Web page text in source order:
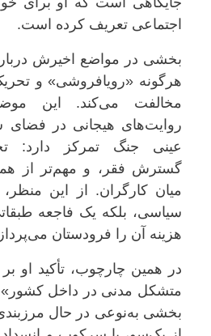
اجتماعی تعریف کرده است.
بخشی در مواضع اخیرش درباره
هرگونه «رویا‌فروشی» و
مخالفت می‌کند. این
روایت‌های هیجانی در فضای
عینی جنگ تمرکز دارد:
گسترش فقر، و مهم‌تر از همه،
میان کارگران. از این
سیاسی، بلکه یک فاجعه
هزینه آن را فرودستان می‌پردازند.
در همین چارچوب، تأکید او بر
متشکل مدنی در داخل کشور»
بخشی به‌نوعی در حال مرزبندی